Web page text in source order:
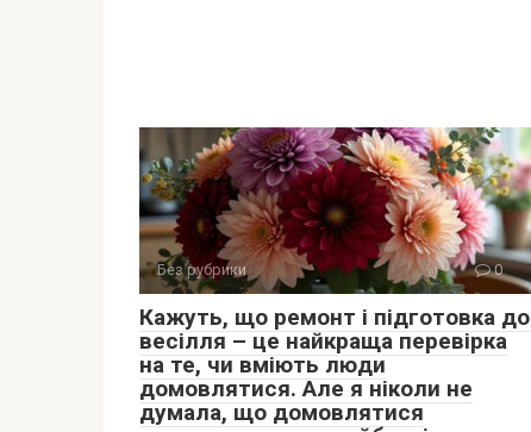
Без рубрики 0
Кажуть, що ремонт і підготовка до
весілля – це найкраща перевірка
на те, чи вміють люди
домовлятися. Але я ніколи не
думала, що домовлятися